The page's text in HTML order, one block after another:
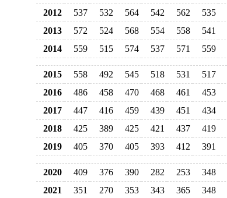
2012
537 532 564 542 562 535
2013
572 524 568 554 558 541
2014
559 515 574 537 571 559
2015 558 492 545 518 531 517
2016
486 458 470 468 461 453
2017
447 416 459 439 451 434
2018
425 389 425 421 437 419
2019
405 370 405 393 412 391
2020 409 376 390 282 253 348
2021
351 270 353 343 365 348